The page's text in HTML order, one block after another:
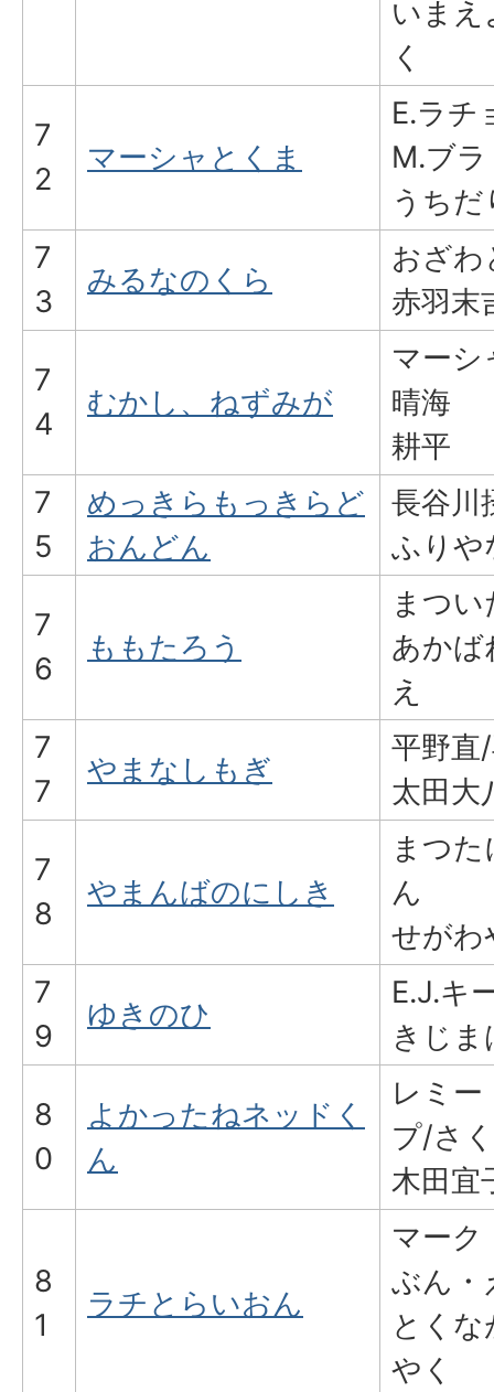
いま
く
7
2
マーシャとくま
E.ラチ
M.ブ
うち
7
3
みるなのくら
おざ
赤羽末
7
4
むかし、ねずみが
マーシ
晴海
耕平
7
5
めっきらもっきらど
おんどん
長谷川
ふりや
7
6
ももたろう
まつ
あか
え
7
7
やまなしもぎ
平野直
太田大
7
8
やまんばのにしき
まつ
ん
せがわ
7
9
ゆきのひ
E.J.キ
きじ
8
0
よかったねネッドく
ん
レミ
プ/さく
木田宜
8
1
ラチとらいおん
マー
ぶん・
とく
やく